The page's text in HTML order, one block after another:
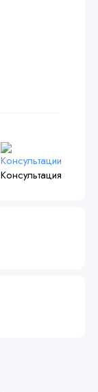
Консультация